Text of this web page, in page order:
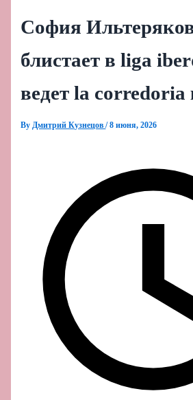
София
блистает в liga
ведет la corredoria
ByДмитрий Кузнецов/8 июня, 2026